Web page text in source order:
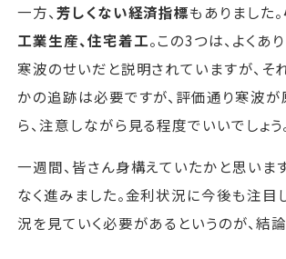
一方、 芳しくない経済指標もありました。
工業生産、住宅着工。この3つは、よくあ
寒波のせいだと説明されていますが、そ
かの追跡は必要ですが、評価通り寒波が
ら、注意しながら見る程度でいいでしょう
一週間、皆さん身構えていたかと思いま
なく進みました。金利状況に今後も注目
況を見ていく必要があるというのが、結論